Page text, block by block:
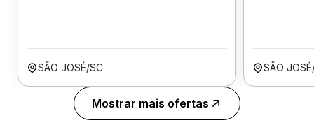
SÃO JOSÉ/SC SÃO
Mostrar mais ofertas